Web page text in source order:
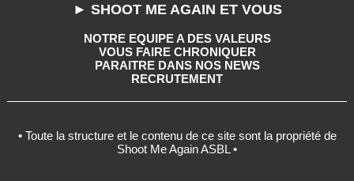
► SHOOT ME AGAIN ET VOUS
NOTRE EQUIPE A DES VALEURS
VOUS FAIRE CHRONIQUER
PARAITRE DANS NOS NEWS
RECRUTEMENT
• Toute la structure et le contenu de ce site sont la propriété de
Shoot Me Again ASBL •